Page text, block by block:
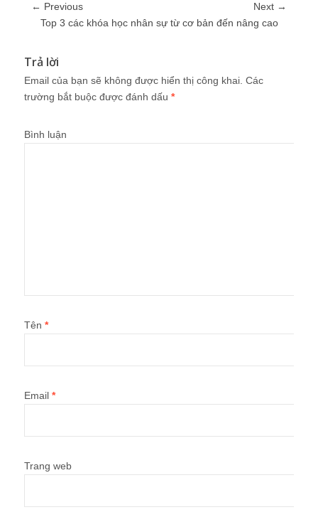
← Previous
Next →
Top 3 các khóa học nhân sự từ cơ bản đến nâng cao
Trả lời
Email của bạn sẽ không được hiển thị công khai. Các
trường bắt buộc được đánh dấu *
Bình luận
Tên *
Email *
Trang web